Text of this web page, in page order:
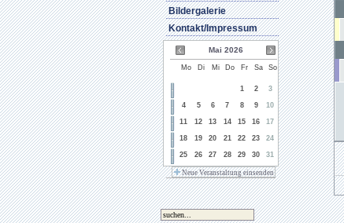
Bildergalerie
Kontakt/Impressum
Mai 2026
Mo Di Mi Do Fr Sa So
1 2 3
4 5 6 7 8 9 10
11 12 13 14 15 16 17
18 19 20 21 22 23 24
25 26 27 28 29 30 31
Neue Veranstaltung einsenden